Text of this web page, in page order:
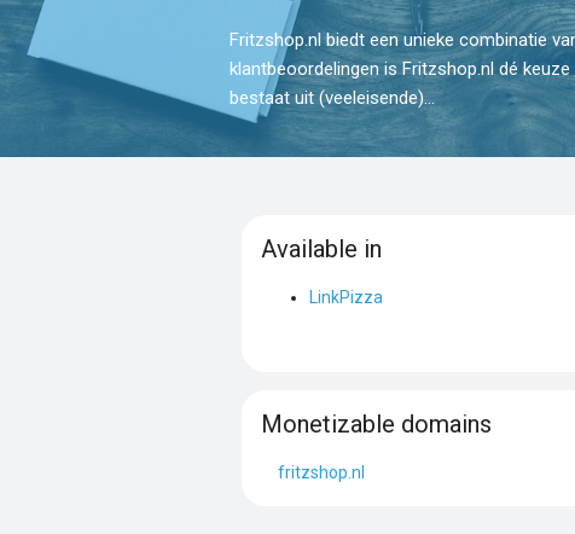
Fritzshop.nl biedt een unieke combinatie
klantbeoordelingen is Fritzshop.nl dé
bestaat uit (veeleisende)...
Available in
LinkPizza
Monetizable domains
fritzshop.nl